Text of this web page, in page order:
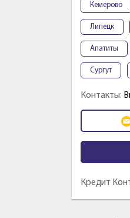
Кемерово
Липецк
Апатиты
Сургут
Контакты:
Кредит